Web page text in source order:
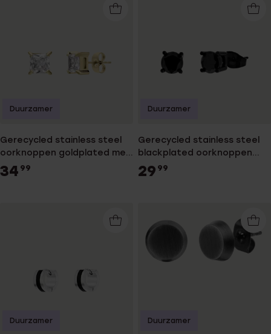
Gerecycled stainless steel
oorknoppen goldplated met
vierkante zirkonia 6mm voor
heren
34 99
Duurzamer
Gerecycled stainless steel
blackplated oorknoppen
met zwarte zirkonia voor
heren
29 99
Duurzamer
Duurzamer Duurzamer